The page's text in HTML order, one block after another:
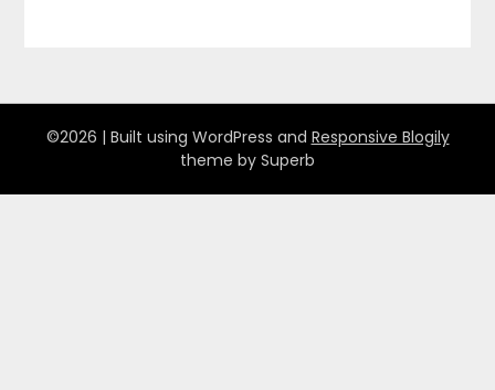
©2026 | Built using WordPress and Responsive Blogily
theme by Superb